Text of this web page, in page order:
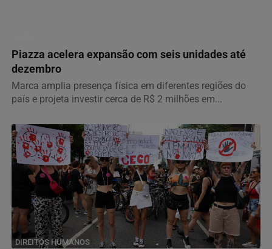
Piazza acelera expansão com seis unidades até
dezembro
Marca amplia presença física em diferentes regiões do
país e projeta investir cerca de R$ 2 milhões em...
DIREITOS HUMANOS